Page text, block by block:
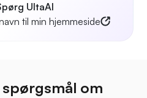
UltaAI
til min hjemmeside
om